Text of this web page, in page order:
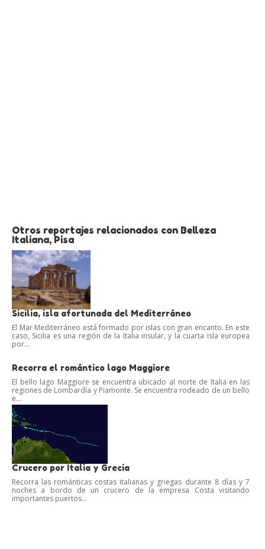
Otros reportajes relacionados con Belleza
Italiana, Pisa
Sicilia, isla afortunada del Mediterráneo
El Mar Mediterráneo está formado por islas con gran encanto. En este
caso, Sicilia es una región de la Italia insular, y la cuarta isla europea
por...
Recorra el romántico lago Maggiore
El bello lago Maggiore se encuentra ubicado al norte de Italia en las
regiones de Lombardía y Piamonte. Se encuentra rodeado de un bello
e...
Crucero por Italia y Grecia
Recorra las románticas costas italianas y griegas durante 8 días y 7
noches a bordo de un crucero de la empresa Costa visitando
importantes puertos...